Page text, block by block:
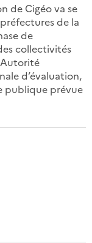
de Cigéo va se
de la
de
collectivités
d’évaluation,
publique prévue